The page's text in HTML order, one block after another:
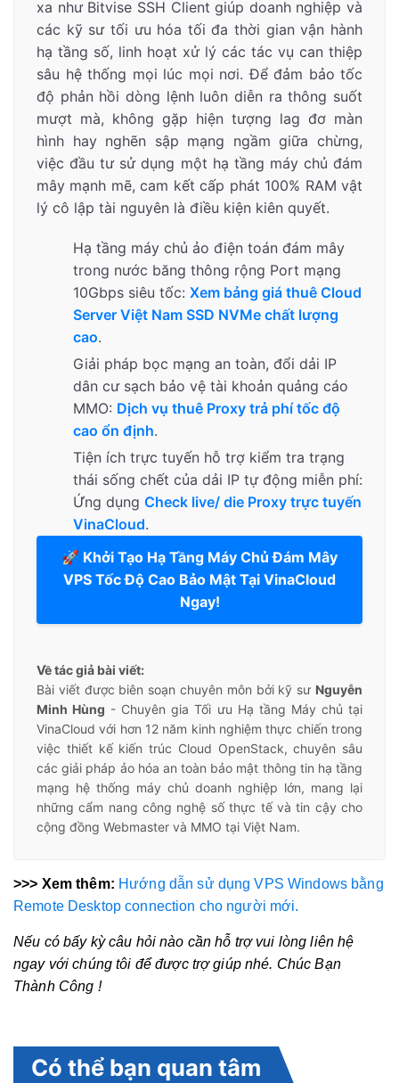
xa như Bitvise SSH Client giúp doanh nghiệp và
các kỹ sư tối ưu hóa tối đa thời gian vận hành
hạ tầng số, linh hoạt xử lý các tác vụ can thiệp
sâu hệ thống mọi lúc mọi nơi. Để đảm bảo tốc
độ phản hồi dòng lệnh luôn diễn ra thông suốt
mượt mà, không gặp hiện tượng lag đơ màn
hình hay nghẽn sập mạng ngầm giữa chừng,
việc đầu tư sử dụng một hạ tầng máy chủ đám
mây mạnh mẽ, cam kết cấp phát 100% RAM vật
lý cô lập tài nguyên là điều kiện kiên quyết.
Hạ tầng máy chủ ảo điện toán đám mây
trong nước băng thông rộng Port mạng
10Gbps siêu tốc: Xem bảng giá thuê Cloud
Server Việt Nam SSD NVMe chất lượng
cao.
Giải pháp bọc mạng an toàn, đổi dải IP
dân cư sạch bảo vệ tài khoản quảng cáo
MMO: Dịch vụ thuê Proxy trả phí tốc độ
cao ổn định.
Tiện ích trực tuyến hỗ trợ kiểm tra trạng
thái sống chết của dải IP tự động miễn phí:
Ứng dụng Check live/ die Proxy trực tuyến
VinaCloud.
🚀 Khởi Tạo Hạ Tầng Máy Chủ Đám Mây
VPS Tốc Độ Cao Bảo Mật Tại VinaCloud
Ngay!
Về tác giả bài viết:
Bài viết được biên soạn chuyên môn bởi kỹ sư Nguyễn
Minh Hùng - Chuyên gia Tối ưu Hạ tầng Máy chủ tại
VinaCloud với hơn 12 năm kinh nghiệm thực chiến trong
việc thiết kế kiến trúc Cloud OpenStack, chuyên sâu
các giải pháp ảo hóa an toàn bảo mật thông tin hạ tầng
mạng hệ thống máy chủ doanh nghiệp lớn, mang lại
những cẩm nang công nghệ số thực tế và tin cậy cho
cộng đồng Webmaster và MMO tại Việt Nam.
>>> Xem thêm: Hướng dẫn sử dụng VPS Windows bằng
Remote Desktop connection cho người mới.
Nếu có bấy kỳ câu hỏi nào cần hỗ trợ vui lòng liên hệ
ngay với chúng tôi để được trợ giúp nhé. Chúc Bạn
Thành Công !
Có thể bạn quan tâm